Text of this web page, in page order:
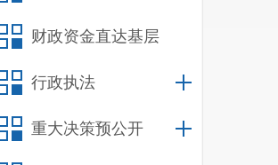
财政资金直达基层
行政执法
重大决策预公开